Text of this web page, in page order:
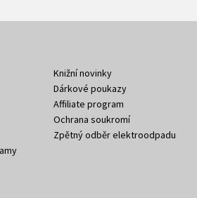
Knižní novinky
Dárkové poukazy
Affiliate program
Ochrana soukromí
Zpětný odběr elektroodpadu